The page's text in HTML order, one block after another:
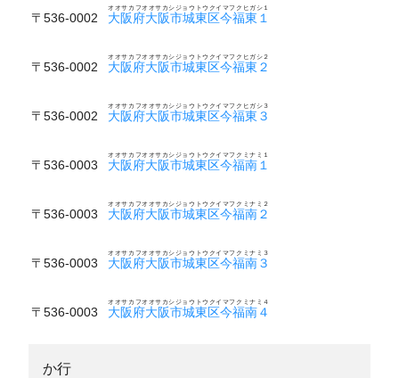
〒536-0002 大阪府大阪市城東区今福東１
オオサカフオオサカシジョウトウクイマフクヒガシ１
〒536-0002 大阪府大阪市城東区今福東２
オオサカフオオサカシジョウトウクイマフクヒガシ２
〒536-0002 大阪府大阪市城東区今福東３
オオサカフオオサカシジョウトウクイマフクヒガシ３
〒536-0003 大阪府大阪市城東区今福南１
オオサカフオオサカシジョウトウクイマフクミナミ１
〒536-0003 大阪府大阪市城東区今福南２
オオサカフオオサカシジョウトウクイマフクミナミ２
〒536-0003 大阪府大阪市城東区今福南３
オオサカフオオサカシジョウトウクイマフクミナミ３
〒536-0003 大阪府大阪市城東区今福南４
オオサカフオオサカシジョウトウクイマフクミナミ４
か行